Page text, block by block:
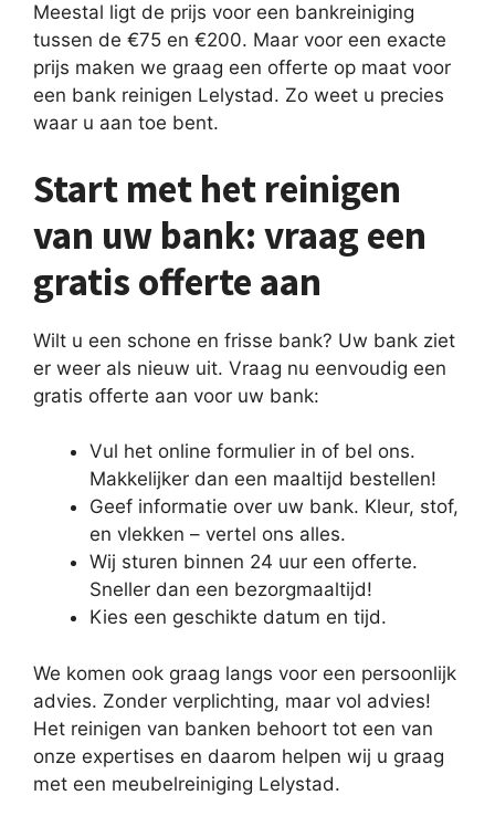
Meestal ligt de prijs voor een bankreiniging
tussen de €75 en €200. Maar voor een exacte
prijs maken we graag een offerte op maat voor
een bank reinigen Lelystad. Zo weet u precies
waar u aan toe bent.
Start met het reinigen
van uw bank: vraag een
gratis offerte aan
Wilt u een schone en frisse bank? Uw bank ziet
er weer als nieuw uit. Vraag nu eenvoudig een
gratis offerte aan voor uw bank:
Vul het online formulier in of bel ons.
Makkelijker dan een maaltijd bestellen!
Geef informatie over uw bank. Kleur, stof,
en vlekken – vertel ons alles.
Wij sturen binnen 24 uur een offerte.
Sneller dan een bezorgmaaltijd!
Kies een geschikte datum en tijd.
We komen ook graag langs voor een persoonlijk
advies. Zonder verplichting, maar vol advies!
Het reinigen van banken behoort tot een van
onze expertises en daarom helpen wij u graag
met een meubelreiniging Lelystad.